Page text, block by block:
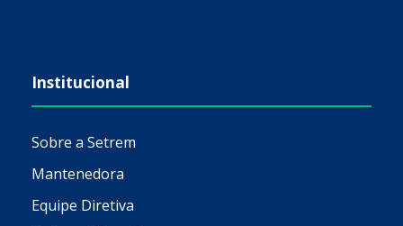
Institucional
Sobre a Setrem
Mantenedora
Equipe Diretiva